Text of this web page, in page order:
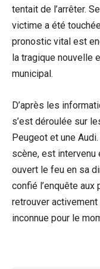
tentait de l’arrêter.
victime a été
pronostic vital est
la tragique nouvelle
municipal.
D’après les
s’est déroulée sur
Peugeot et une
scène, est intervenu
ouvert le feu en sa
confié l’enquête
retrouver
inconnue pour le